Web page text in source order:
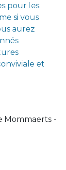
pour les
si vous
aurez
et
Mommaerts -